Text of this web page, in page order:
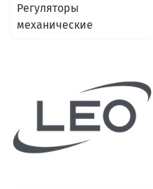
Регуляторы
механические